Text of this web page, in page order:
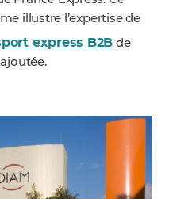
illustre l’expertise de
express B2B de